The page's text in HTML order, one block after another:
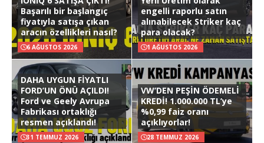
Başarılı bir başlangıç
fiyatıyla satışa çıkan
aracın özellikleri nasıl?
6 AĞUSTOS 2026
engelli raporlu satın
alınabilecek Striker kaç
para olacak?
1 AĞUSTOS 2026
DAHA UYGUN FİYATLI
FORD’UN ÖNÜ AÇILDI!
Ford ve Geely Avrupa
Fabrikası ortaklığı
resmen açıklandı!
31 TEMMUZ 2026
VW’DEN PEŞİN ÖDEMELİ
KREDİ! 1.000.000 TL’ye
%0,99 faiz oranı
açıklıyorlar!
28 TEMMUZ 2026